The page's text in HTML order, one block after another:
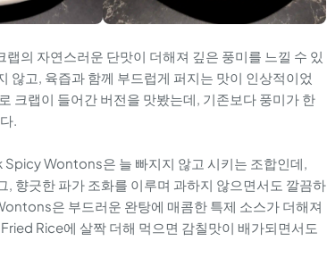
의 자연스러운 단맛이 더해져 깊은 풍미를 느낄 수 있
않고, 육즙과 함께 부드럽게 퍼지는 맛이 인상적이었
크랩이 들어간 버전을 맛봤는데, 기존보다 풍미가 한
.
Wontons은 늘 빠지지 않고 시키는 조합인데,
향긋한 파가 조화를 이루며 과하지 않으면서도 깔끔하
은 부드러운 완탕에 매콤한 특제 소스가 더해져
Rice에 살짝 더해 먹으면 감칠맛이 배가되면서도